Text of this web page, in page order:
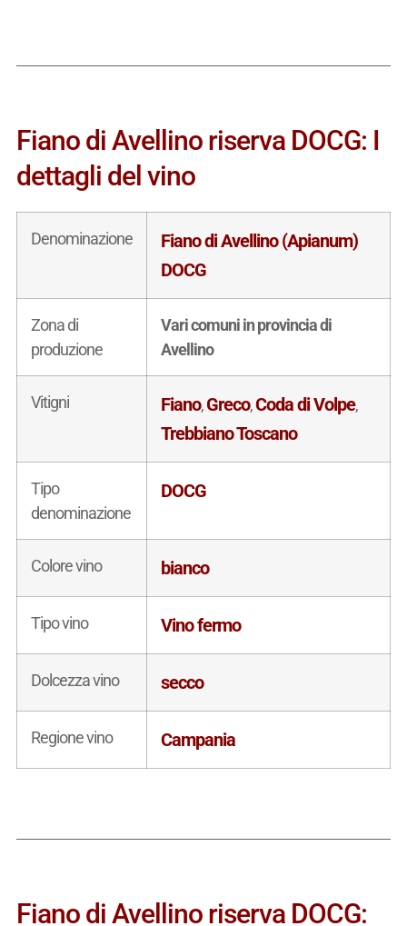
Fiano di Avellino riserva DOCG: I
dettagli del vino
Denominazione
Fiano di Avellino (Apianum)
DOCG
Zona di
produzione
Vari comuni in provincia di
Avellino
Vitigni Fiano,Greco,Coda di Volpe,
Trebbiano Toscano
Tipo
denominazione
DOCG
Colore vino bianco
Tipo vino Vino fermo
Dolcezza vino secco
Regione vino Campania
Fiano di Avellino riserva DOCG: